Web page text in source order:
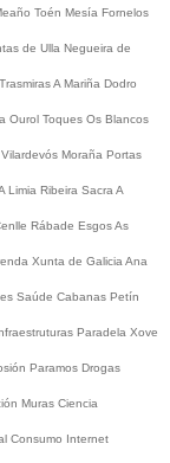
Toén Mesía Fornelos
de Ulla Negueira de
TrasmirasA Mariña Dodro
Ourol Toques Os Blancos
Vilardevós Moraña Portas
Limia Ribeira Sacra A
Rábade EsgosAs
Xunta de Galicia Ana
Saúde Cabanas Petín
Paradela Xove
Paramos Drogas
Muras Ciencia
Consumo Internet